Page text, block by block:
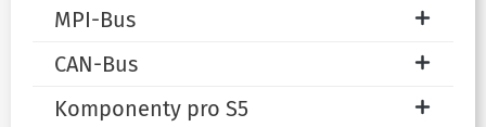
MPI-Bus
CAN-Bus
Komponenty pro S5